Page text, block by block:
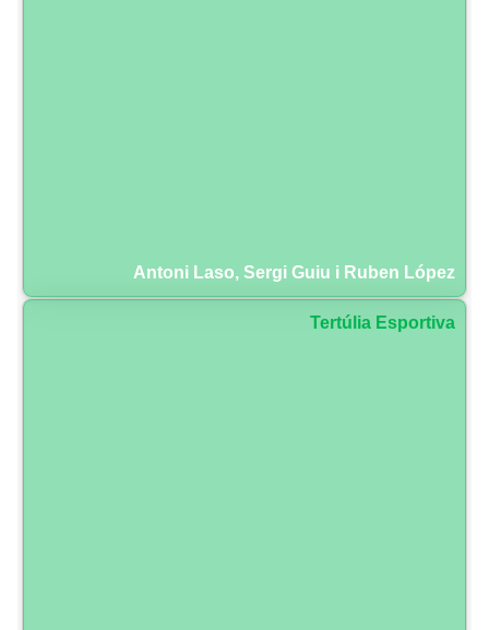
Antoni Laso, Sergi Guiu i Ruben López
Tertúlia Esportiva